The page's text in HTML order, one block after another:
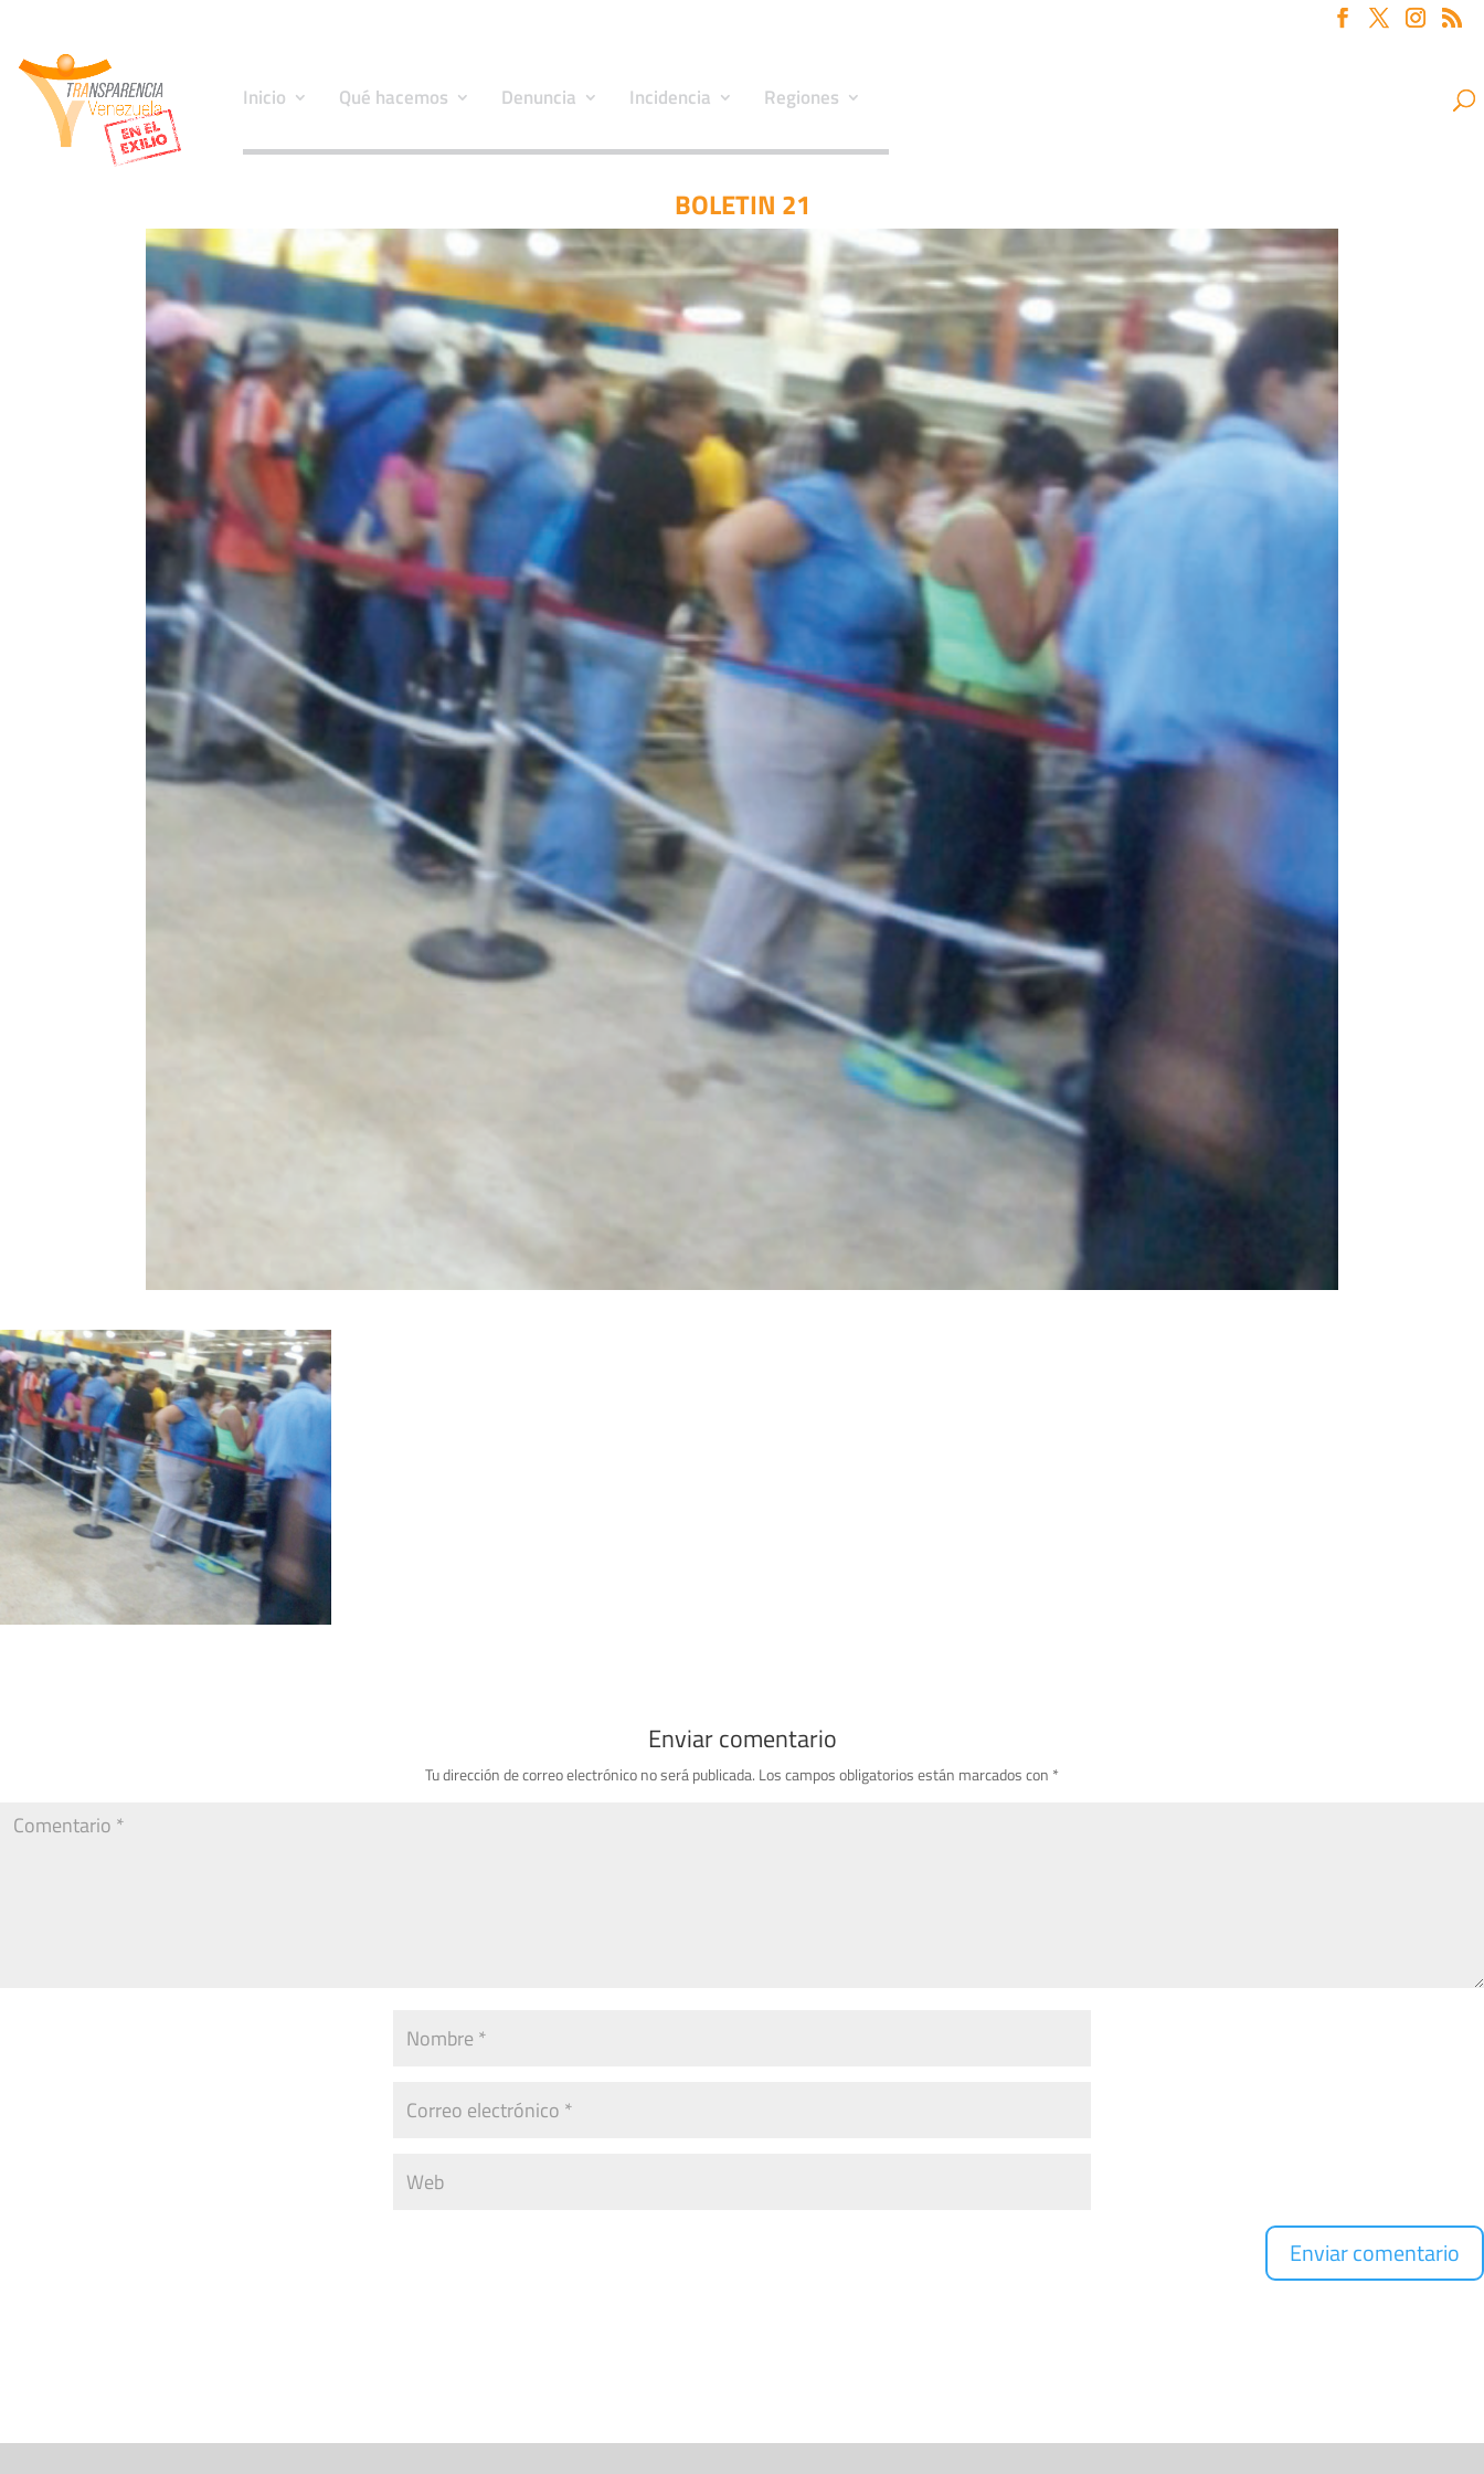
Inicio Qué hacemos Denuncia Incidencia Regiones
BOLETIN 21
Enviar comentario
Tu dirección de correo electrónico no será publicada. Los campos obligatorios están marcados con *